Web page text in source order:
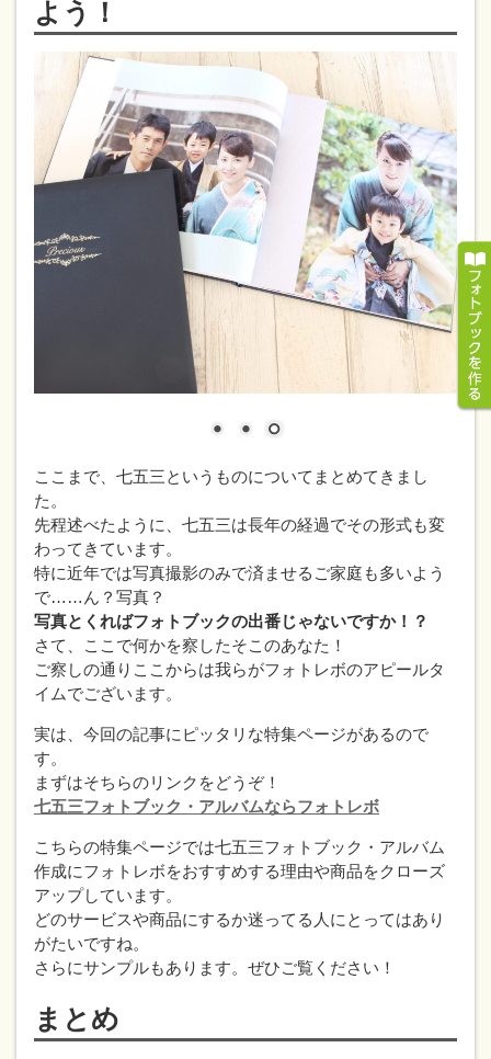
よう！
ここまで、七五三というものについてまとめてきまし
た。
先程述べたように、七五三は長年の経過でその形式も変
わってきています。
特に近年では写真撮影のみで済ませるご家庭も多いよう
で……ん？写真？
写真とくればフォトブックの出番じゃないですか！？
さて、ここで何かを察したそこのあなた！
ご察しの通りここからは我らがフォトレボのアピールタ
イムでございます。
実は、今回の記事にピッタリな特集ページがあるので
す。
まずはそちらのリンクをどうぞ！
七五三フォトブック・アルバムならフォトレボ
こちらの特集ページでは七五三フォトブック・アルバム
作成にフォトレボをおすすめする理由や商品をクローズ
アップしています。
どのサービスや商品にするか迷ってる人にとってはあり
がたいですね。
さらにサンプルもあります。ぜひご覧ください！
まとめ